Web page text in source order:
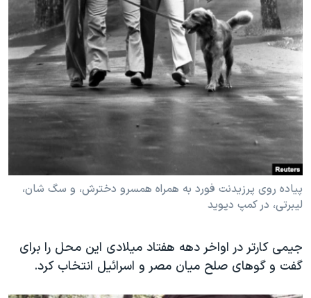
پیاده روی پرزیدنت فورد به همراه همسرو دخترش، و سگ شان،
لیبرتی، در کمپ دیوید
جیمی کارتر در اواخر دهه هفتاد میلادی این محل را برای
گفت و گوهای صلح میان مصر و اسرائیل انتخاب کرد.